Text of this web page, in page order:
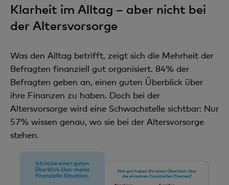
Klarheit im Alltag – aber nicht bei
der Altersvorsorge
Was den Alltag betrifft, zeigt sich die Mehrheit der
Befragten finanziell gut organisiert. 84% der
Befragten geben an, einen guten Überblick über
ihre Finanzen zu haben. Doch bei der
Altersvorsorge wird eine Schwachstelle sichtbar: Nur
57% wissen genau, wo sie bei der Altersvorsorge
stehen.